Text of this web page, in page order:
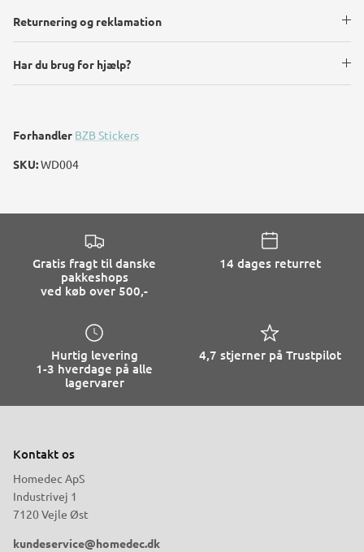
Returnering og reklamation
Har du brug for hjælp?
Forhandler BZB Stickers
SKU:WD004
Gratis fragt til danske
pakkeshops
ved køb over 500,-
14 dages returret
Hurtig levering
1-3 hverdage på alle
lagervarer
4,7 stjerner på Trustpilot
Kontakt os
Homedec ApS
Industrivej 1
7120 Vejle Øst
kundeservice@homedec.dk